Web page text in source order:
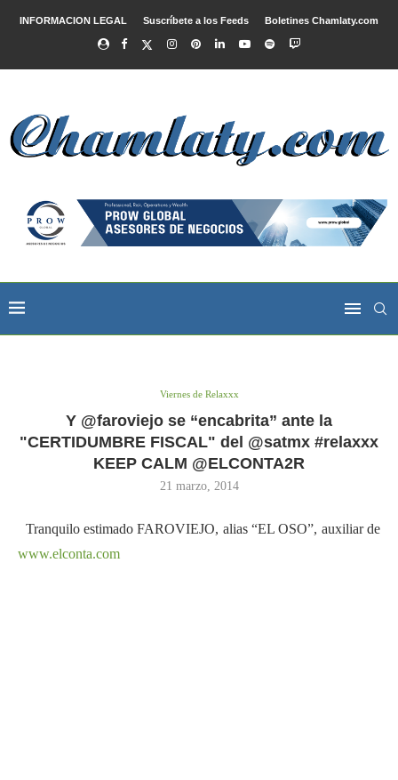
INFORMACION LEGAL Suscríbete a los Feeds Boletines Chamlaty.com
Viernes de Relaxxx
Y @faroviejo se “encabrita” ante la
"CERTIDUMBRE FISCAL" del @satmx #relaxxx
KEEP CALM @ELCONTA2R
21 marzo, 2014
Tranquilo estimado FAROVIEJO, alias “EL OSO”, auxiliar de
www.elconta.com